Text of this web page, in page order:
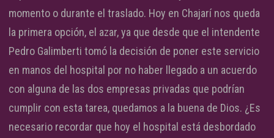
momento o durante el traslado. Hoy en Chajarí nos queda
la primera opción, el azar, ya que desde que el intendente
Pedro Galimberti tomó la decisión de poner este servicio
en manos del hospital por no haber llegado a un acuerdo
con alguna de las dos empresas privadas que podrían
cumplir con esta tarea, quedamos a la buena de Dios. ¿Es
necesario recordar que hoy el hospital está desbordado